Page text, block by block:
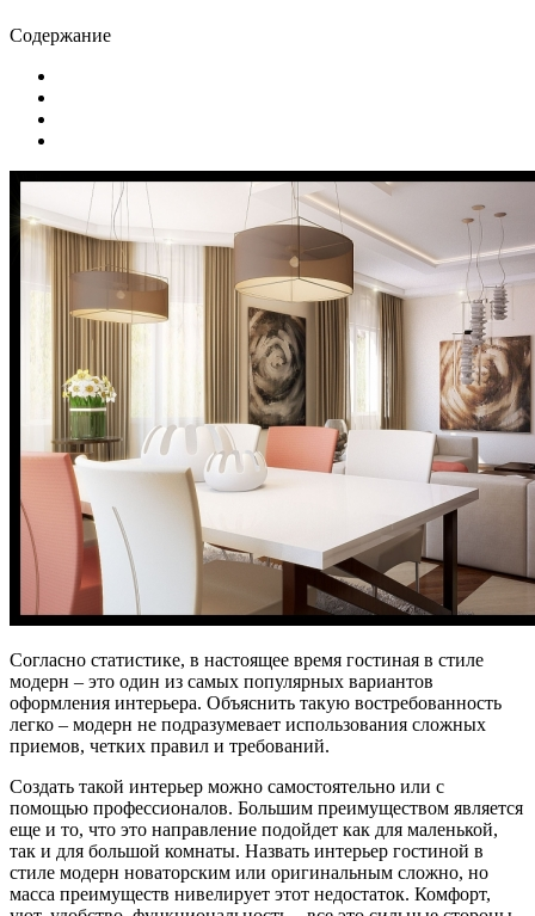
Содержание
Согласно статистике, в настоящее время гостиная в стиле
модерн – это один из самых популярных вариантов
оформления интерьера. Объяснить такую востребованность
легко – модерн не подразумевает использования сложных
приемов, четких правил и требований.
Создать такой интерьер можно самостоятельно или с
помощью профессионалов. Большим преимуществом является
еще и то, что это направление подойдет как для маленькой,
так и для большой комнаты. Назвать интерьер гостиной в
стиле модерн новаторским или оригинальным сложно, но
масса преимуществ нивелирует этот недостаток. Комфорт,